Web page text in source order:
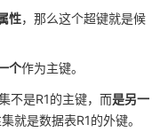
性，那么这个超键就是候
个作为主键。
不是R1的主键，而是另一
就是数据表R1的外键。